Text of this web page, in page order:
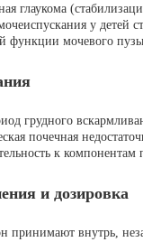
глаукома
у детей
функции мочевого
грудного
почечная
к компонентам
и дозировка
принимают внутрь,